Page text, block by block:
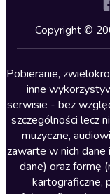
Kryminały
Lektury szkolne
Literatura
Literatura faktu
Literatura
Literatura piękna obca
Literatura piękna
Copyright ©
Pobieranie,
inne
serwisie - bez
szczególności lecz
muzyczne,
zawarte w nich dane
dane) oraz formę
kartograficzne,